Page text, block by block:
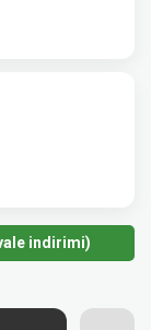
indirimi)